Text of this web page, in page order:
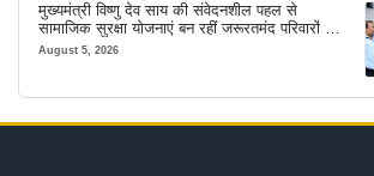
मुख्यमंत्री विष्णु देव साय की संवेदनशील पहल से
सामाजिक सुरक्षा योजनाएं बन रहीं जरूरतमंद परिवारों का
मजबूत सहारा
August 5, 2026